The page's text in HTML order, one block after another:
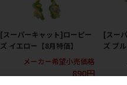
[スーパーキャット]ローピー
ズ イエロー【8月特価】
メーカー希望小売価格
890円
[スー
ズ ブ